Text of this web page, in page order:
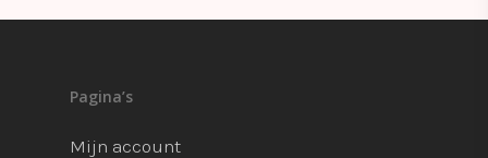
Pagina’s
Mijn account